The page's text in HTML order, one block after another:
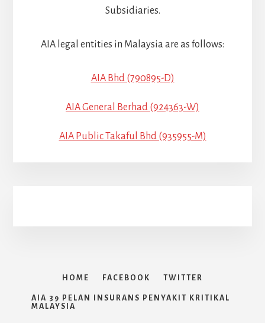
Subsidiaries.
AIA legal entities in Malaysia are as follows:
AIA Bhd (790895-D)
AIA General Berhad (924363-W)
AIA Public Takaful Bhd (935955-M)
HOME FACEBOOK TWITTER
AIA 39 PELAN INSURANS PENYAKIT KRITIKAL
MALAYSIA